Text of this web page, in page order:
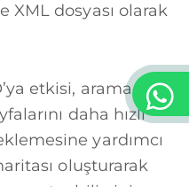
XML dosyası olarak
etkisi, arama
daha hızlı
yardımcı
oluşturarak